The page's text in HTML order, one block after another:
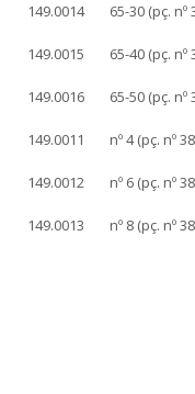
149.0014 65-30 (pç. nº
149.0015 65-40 (pç. nº
149.0016 65-50 (pç. nº
149.0011 nº 4 (pç. nº
149.0012 nº 6 (pç. nº
149.0013 nº 8 (pç. nº